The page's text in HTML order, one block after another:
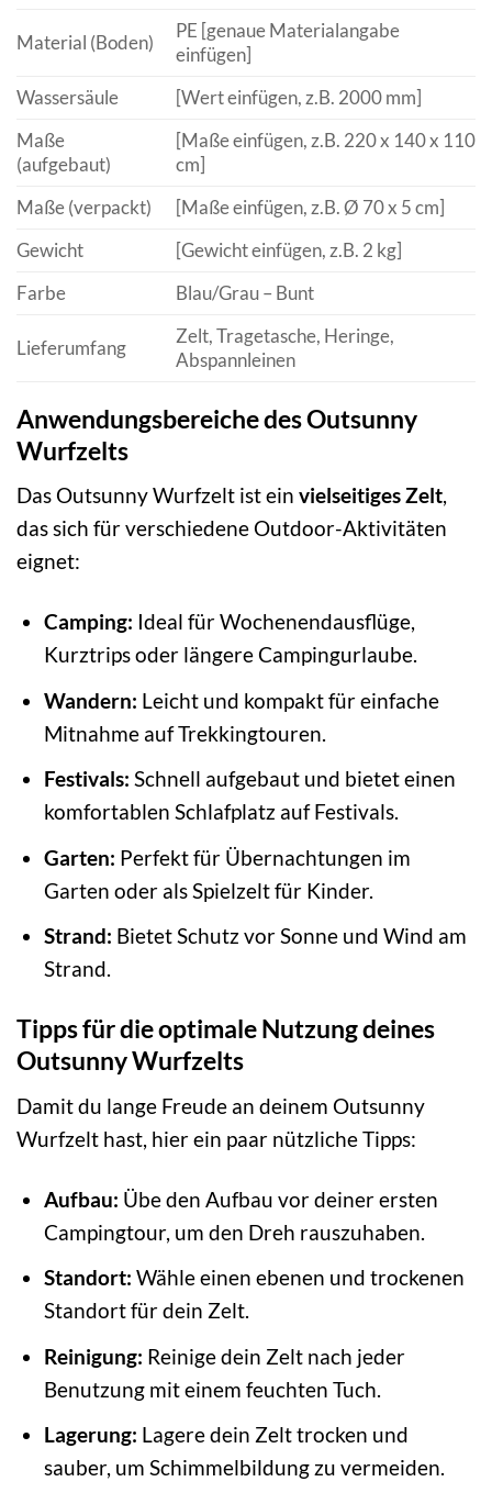
Material (Boden)
PE [genaue Materialangabe
einfügen]
Wassersäule
[Wert einfügen, z.B. 2000 mm]
Maße
(aufgebaut)
[Maße einfügen, z.B. 220 x 140 x 110
cm]
Maße (verpackt)
[Maße einfügen, z.B. Ø 70 x 5 cm]
Gewicht
[Gewicht einfügen, z.B. 2 kg]
Farbe
Blau/Grau – Bunt
Lieferumfang
Zelt, Tragetasche, Heringe,
Abspannleinen
Anwendungsbereiche des Outsunny
Wurfzelts
Das Outsunny Wurfzelt ist ein vielseitiges Zelt,
das sich für verschiedene Outdoor-Aktivitäten
eignet:
Camping: Ideal für Wochenendausflüge,
Kurztrips oder längere Campingurlaube.
Wandern: Leicht und kompakt für einfache
Mitnahme auf Trekkingtouren.
Festivals: Schnell aufgebaut und bietet einen
komfortablen Schlafplatz auf Festivals.
Garten: Perfekt für Übernachtungen im
Garten oder als Spielzelt für Kinder.
Strand: Bietet Schutz vor Sonne und Wind am
Strand.
Tipps für die optimale Nutzung deines
Outsunny Wurfzelts
Damit du lange Freude an deinem Outsunny
Wurfzelt hast, hier ein paar nützliche Tipps:
Aufbau: Übe den Aufbau vor deiner ersten
Campingtour, um den Dreh rauszuhaben.
Standort: Wähle einen ebenen und trockenen
Standort für dein Zelt.
Reinigung: Reinige dein Zelt nach jeder
Benutzung mit einem feuchten Tuch.
Lagerung: Lagere dein Zelt trocken und
sauber, um Schimmelbildung zu vermeiden.